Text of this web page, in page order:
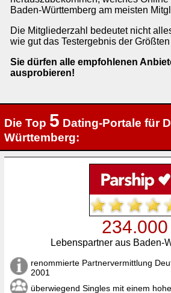
Baden-Württemberg am meisten
Die Mitgliederzahl bedeutet nicht
wie gut das Testergebnis der
Sie dürfen alle empfohlenen
ausprobieren!
Die Top 5 Dating-Portale für
Württemberg:
234.000
Lebenspartner aus Baden-
renommierte Partnervermittlung
2001
überwiegend Singles mit einem